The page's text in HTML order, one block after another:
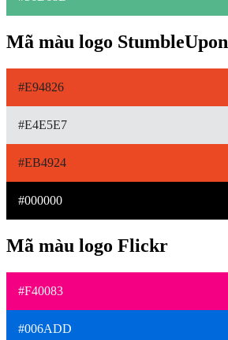
Mã màu logo StumbleUpon
#E94826
#E4E5E7
#EB4924
#000000
Mã màu logo Flickr
#F40083
#006ADD